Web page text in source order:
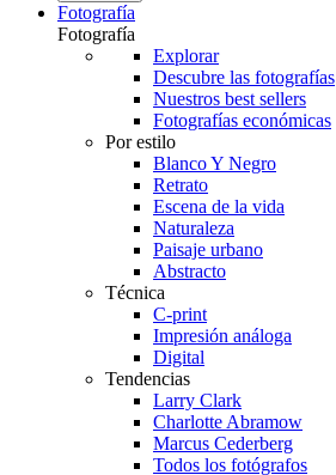
Fotografía
Fotografía
Explorar
Descubre las fotografías
Nuestros best sellers
Fotografías económicas
Por estilo
Blanco Y Negro
Retrato
Escena de la vida
Naturaleza
Paisaje urbano
Abstracto
Técnica
C-print
Impresión análoga
Digital
Tendencias
Larry Clark
Charlotte Abramow
Marcus Cederberg
Todos los fotógrafos